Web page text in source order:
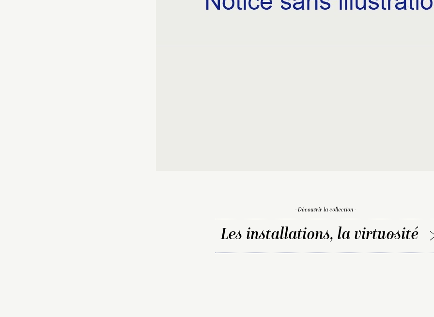
- Découvrir la collection -
Les installations, la virtuosité